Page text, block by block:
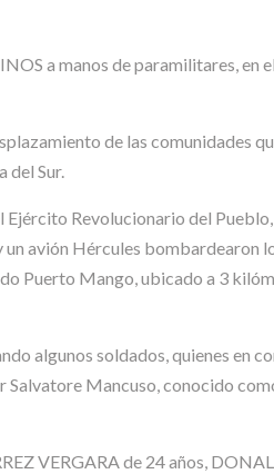
a manos de paramilitares, en
de las comunidades
del Sur.
Revolucionario del Pueblo,
un avión Hércules bombardearon
Puerto Mango, ubicado a 3
algunos soldados, quienes en
Mancuso, conocido
VERGARA de 24 años,